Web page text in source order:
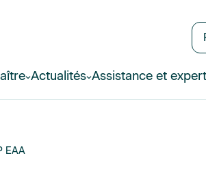
Actualités Assistance et
EAA